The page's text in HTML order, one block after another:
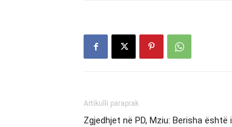
Artikulli paraprak
Zgjedhjet në PD, Mziu: Berisha është i